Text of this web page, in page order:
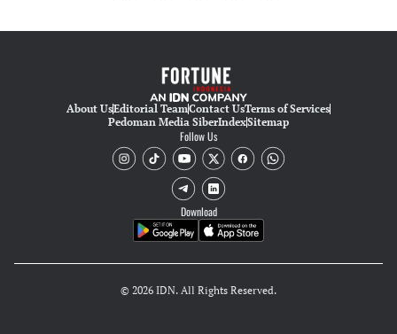
About UsEditorial TeamContact UsTerms of Services
Pedoman Media SiberIndexSitemap
Follow Us
Download
© 2026 IDN. All Rights Reserved.